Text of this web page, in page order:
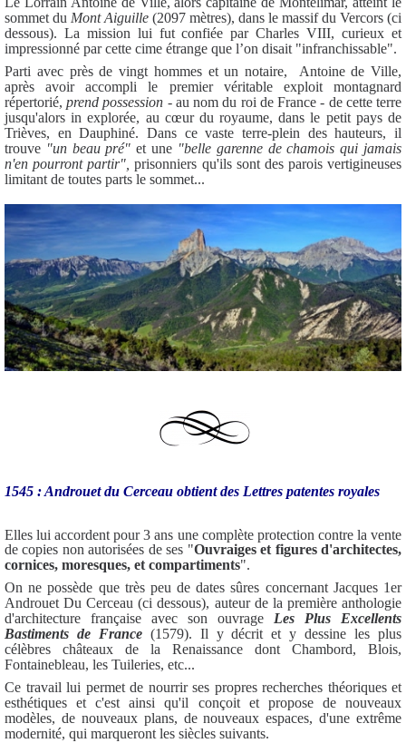
sommet du Mont Aiguille (2097 mètres), dans le massif du Vercors (ci
dessous). La mission lui fut confiée par Charles VIII, curieux et
impressionné par cette cime étrange que l’on disait "infranchissable".
Parti avec près de vingt hommes et un notaire, Antoine de Ville,
après avoir accompli le premier véritable exploit montagnard
répertorié,prend possession - au nom du roi de France - de cette terre
jusqu'alors in explorée, au cœur du royaume, dans le petit pays de
Trièves, en Dauphiné. Dans ce vaste terre-plein des hauteurs, il
trouve "un beau pré" et une "belle garenne de chamois qui jamais
n'en pourront partir", prisonniers qu'ils sont des parois vertigineuses
limitant de toutes parts le sommet...
1545 : Androuet du Cerceau obtient des Lettres patentes royales
Elles lui accordent pour 3 ans une complète protection contre la vente
de copies non autorisées de ses "Ouvraiges et figures d'architectes,
cornices, moresques, et compartiments".
On ne possède que très peu de dates sûres concernant Jacques 1er
Androuet Du Cerceau (ci dessous), auteur de la première anthologie
d'architecture française avec son ouvrage
Les Plus Excellents
Bastiments de France (1579). Il y décrit et y dessine les plus
célèbres châteaux de la Renaissance dont Chambord, Blois,
Fontainebleau, les Tuileries, etc...
Ce travail lui permet de nourrir ses propres recherches théoriques et
esthétiques et c'est ainsi qu'il conçoit et propose de nouveaux
modèles, de nouveaux plans, de nouveaux espaces, d'une extrême
modernité, qui marqueront les siècles suivants.